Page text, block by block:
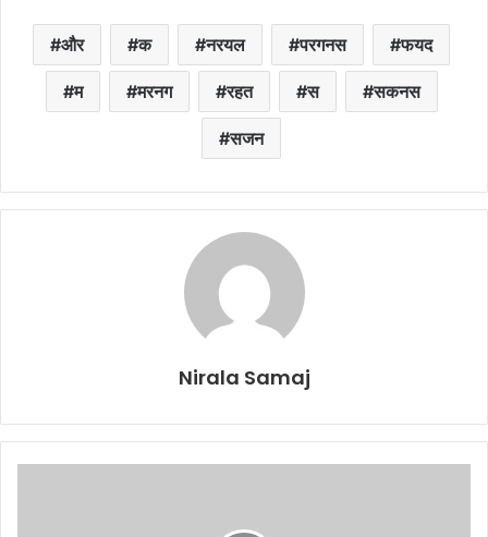
और क नरयल परगनस फयद
म मरनग रहत स सकनस
सजन
Nirala Samaj